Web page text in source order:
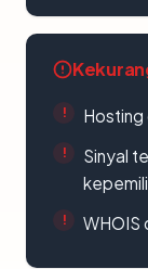
Hosting
Sinyal
WHOIS